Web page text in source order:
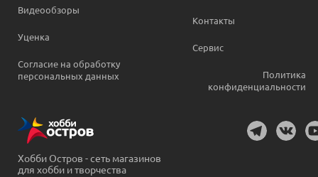
Видеообзоры
Уценка
Согласие на обработку
персональных данных
Контакты
Сервис
Политика
конфиденциальности
Хобби Остров - сеть магазинов
для хобби и творчества